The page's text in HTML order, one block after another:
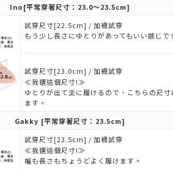
Ino[平常穿著尺寸：23.0～23.5cm]
試穿尺寸[22.5cm] / 加襪試穿
もう少し長さにゆとりがあってもいい感じで
試穿尺寸[23.0cm] / 加襪試穿
≪我選這個尺寸!≫
ゆとりが出て楽に履けるので、こちらの尺寸
ます。
Gakky [平常穿著尺寸：23.5cm]
試穿尺寸[23.5cm] / 加襪試穿
≪我選這個尺寸!≫
幅も長さもちょうどよく履けます。